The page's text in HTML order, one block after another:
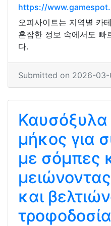
https://
오피사이트는 지역별 카
혼잡한 정보 속에서도 빠
다.
Submitted on 2026-03-
Καυσόξυλα
μήκος για
με σόμπες
και